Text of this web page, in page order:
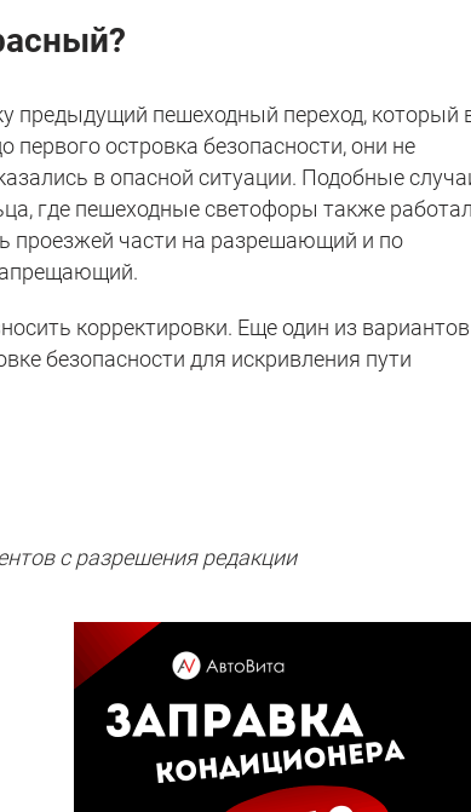
предыдущий пешеходный переход, который
островка безопасности, они не
в опасной ситуации. Подобные
где пешеходные светофоры также
проезжей части на разрешающий и по
корректировки. Еще один из вариантов
безопасности для искривления пути
с разрешения редакции